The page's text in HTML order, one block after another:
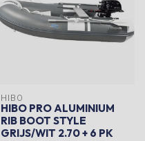
HIBO
HIBO PRO ALUMINIUM
RIB BOOT STYLE
GRIJS/WIT 2.70 + 6 PK